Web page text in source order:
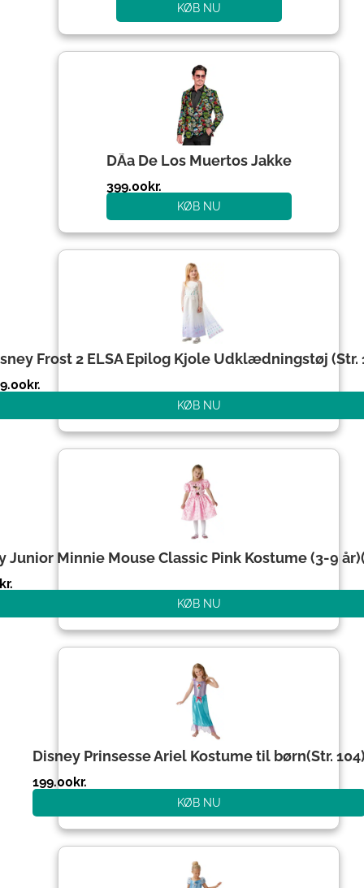
KØB NU
DÃ­a De Los Muertos Jakke
399.00kr.
KØB NU
Frost 2 ELSA Epilog Kjole Udklædningstøj (Str.
kr.
KØB NU
Junior Minnie Mouse Classic Pink Kostume (3-9
KØB NU
Disney Prinsesse Ariel Kostume til børn(Str.
199.00kr.
KØB NU